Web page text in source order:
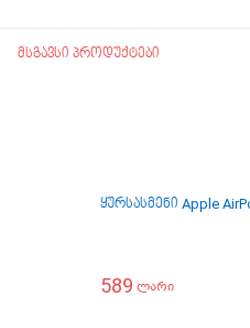
მსგავსი პროდუქტები
ყურსასმენი Apple
589 ლარი